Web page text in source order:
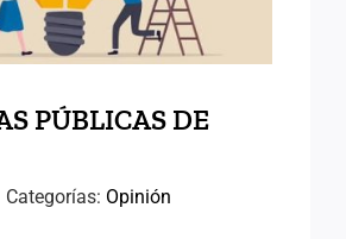
PÚBLICAS DE
Categorías: Opinión